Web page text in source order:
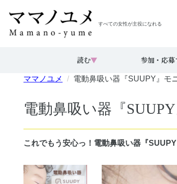
すべての女性が主役になれる
読む▼ 参加・応募
ママノユメ 電動鼻吸い器『SUUPY』モ
電動鼻吸い器『
これでもう安心っ！電動鼻吸い器『